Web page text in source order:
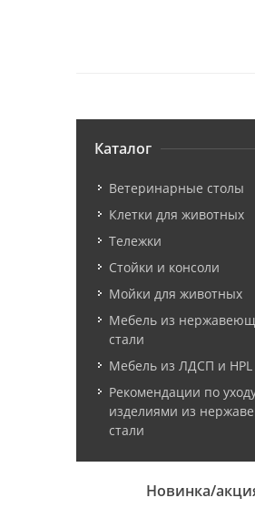
Каталог
Ветеринарные столы
Клетки для животных
Тележки
Стойки и консоли
Мойки для животных
Мебель из
стали
Мебель из ЛДСП и HPL
Рекомендации по
изделиями из
стали
Новинка/